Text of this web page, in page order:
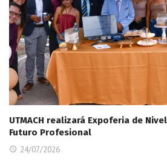
UTMACH realizará Expoferia de
Futuro Profesional
24/07/2026